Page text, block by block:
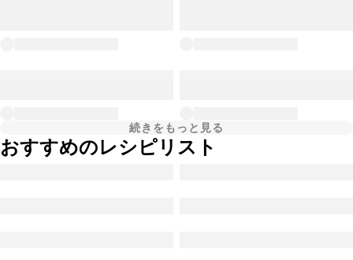
続きをもっと見る
おすすめのレシピリスト